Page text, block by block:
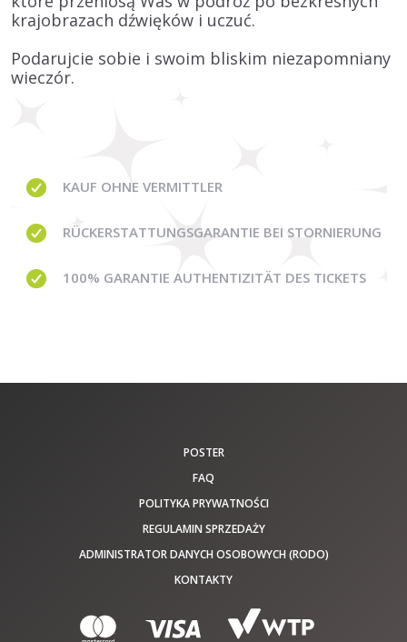
krajobrazach dźwięków i uczuć.
Podarujcie sobie i swoim bliskim niezapomniany
wieczór.
KAUF OHNE VERMITTLER
RÜCKERSTATTUNGSGARANTIE BEI STORNIERUNG
100% GARANTIE AUTHENTIZITÄT DES TICKETS
POSTER
FAQ
POLITYKA PRYWATNOŚCI
REGULAMIN SPRZEDAŻY
ADMINISTRATOR DANYCH OSOBOWYCH (RODO)
KONTAKTY